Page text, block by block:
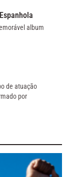
album
de atuação
por